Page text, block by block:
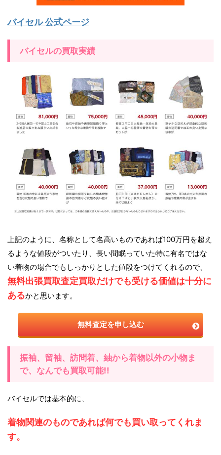
バイセル 公式ページ
バイセルの買取実績
上記のように、名称として名高いものであれば100万円を超え
るような値段がついたり、長い間眠っていた特に有名ではな
い着物の場合でもしっかりとした値段をつけてくれるので、
無料出張買取査定買取だけでも受ける価値は十分に
あるかと思います。
無料査定を申し込む
振袖、留袖、訪問着、紬から着物以外の小物ま
で、なんでも買取可能!!
バイセルでは基本的に、
着物関連のものであれば何でも買い取ってくれま
す。